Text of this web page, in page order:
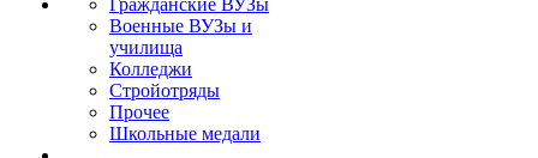
Гражданские ВУЗы
Военные ВУЗы и
училища
Колледжи
Стройотряды
Прочее
Школьные медали